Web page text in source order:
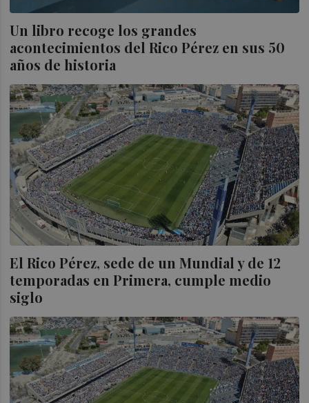
Un libro recoge los grandes
acontecimientos del Rico Pérez en sus 50
años de historia
El Rico Pérez, sede de un Mundial y de 12
temporadas en Primera, cumple medio
siglo